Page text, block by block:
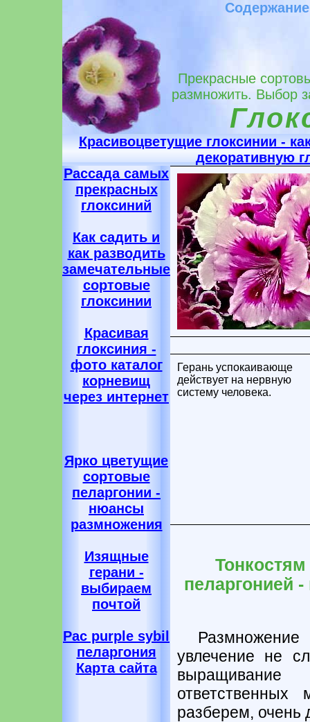
Прекрасные
размножить. Выбор
Красивоцветущие глоксинии -
декоративную
Рассада самых
прекрасных
глоксиний
Как садить и
как разводить
замечательные
сортовые
глоксинии
Красивая
глоксиния -
фото каталог
корневищ
через интернет
Ярко цветущие
сортовые
пеларгонии -
нюансы
размножения
Изящные
герани -
выбираем
почтой
Pac purple sybil
пеларгония
Карта сайта
Герань успокаивающе
действует на нервную
систему человека.
пеларгонией
увлечение не
разберем, очень